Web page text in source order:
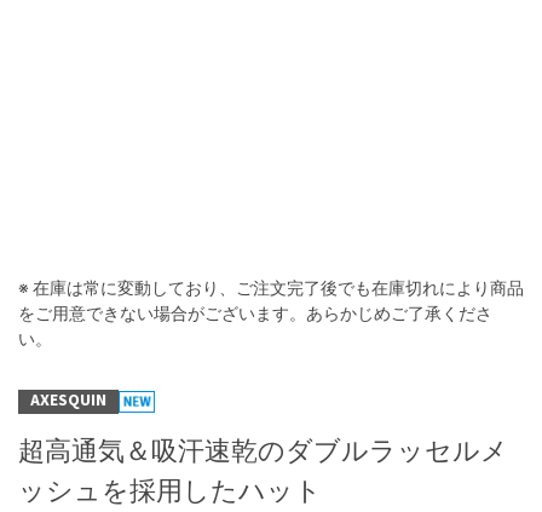
※ 在庫は常に変動しており、ご注文完了後でも在庫切れにより商品
をご用意できない場合がございます。あらかじめご了承くださ
い。
AXESQUIN
超高通気＆吸汗速乾のダブルラッセルメ
ッシュを採用したハット